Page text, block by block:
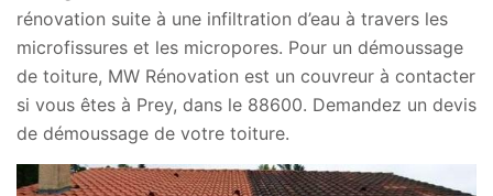
rénovation suite à une infiltration d’eau à travers les
microfissures et les micropores. Pour un démoussage
de toiture, MW Rénovation est un couvreur à contacter
si vous êtes à Prey, dans le 88600. Demandez un devis
de démoussage de votre toiture.